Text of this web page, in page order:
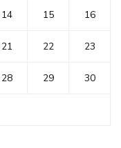
14 15 16
21 22 23
28 29 30